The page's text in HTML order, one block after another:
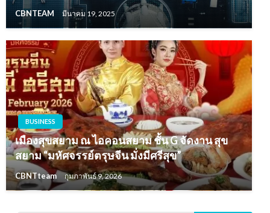
CBNTEAM มีนาคม 19, 2025
BUSINESS
เมืองสุขสยาม ณ ไอคอนสยาม ชั้น G จัดงาน สุข
สยาม “มหัศจรรย์ตรุษจีน มั่งมีศรีสุข”
CBNTteam กุมภาพันธ์ 9, 2026